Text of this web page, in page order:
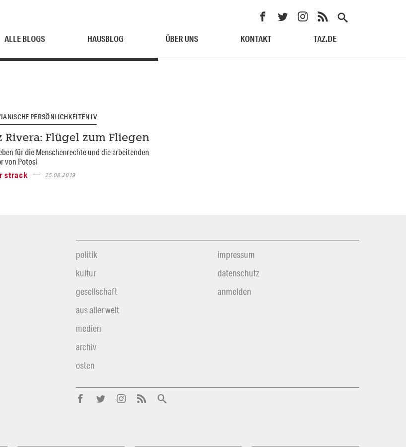
ALLE BLOGS HAUSBLOG ÜBER UNS KONTAKT TAZ.DE
PERSÖNLICHKEITEN IV
Rivera: Flügel zum Fliegen
für die Menschenrechte und die arbeitenden
von Potosí
strack
25.08.2019
politik
kultur
gesellschaft
aus aller welt
medien
archiv
osten
impressum
datenschutz
anmelden